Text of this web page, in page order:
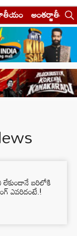
అంతర్జాతీయం
లేకుండానే బరిలోకి
ఎవరిదంటే.!